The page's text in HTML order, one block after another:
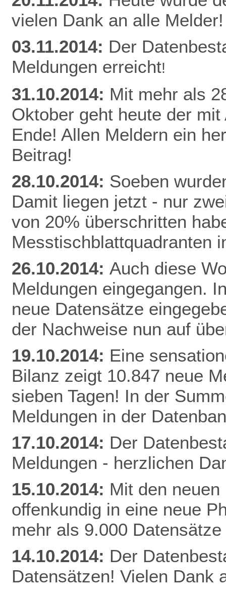
vielen Dank an alle Melder!
03.11.2014: Der
Meldungen erreicht!
31.10.2014: Mit mehr als
Oktober geht heute der
Ende! Allen Meldern ein
Beitrag!
28.10.2014: Soeben
Damit liegen jetzt - nur
von 20% überschritten
Messtischblattquadranten
26.10.2014: Auch diese
Meldungen eingegangen.
neue Datensätze
der Nachweise nun auf
19.10.2014: Eine
Bilanz zeigt 10.847 neue
sieben Tagen! In der
Meldungen in der
17.10.2014: Der
Meldungen - herzlichen
15.10.2014: Mit den
offenkundig in eine neue
mehr als 9.000
14.10.2014: Der
Datensätzen! Vielen Dank